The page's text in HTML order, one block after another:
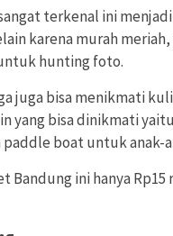
terkenal ini
karena murah
hunting foto.
juga bisa menikmati
yang bisa dinikmati
boat untuk anak-
Bandung ini hanya